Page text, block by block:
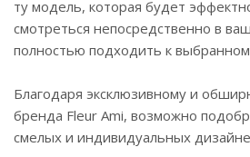
ту модель, которая будет
смотреться непосредственно в
полностью подходить к
Благодаря эксклюзивному и
бренда Fleur Ami, возможно
смелых и индивидуальных